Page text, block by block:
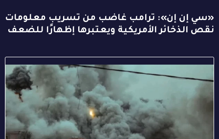
«سي إن إن»: ترامب غاضب من تسريب معلومات
نقص الذخائر الأمريكية ويعتبرها إظهارًا للضعف